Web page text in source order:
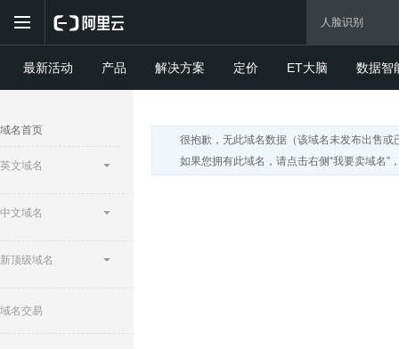
最新活动 产品 解决方案 定价 ET大脑 数据智
域名首页
英文域名
中文域名
新顶级域名
域名交易
很抱歉，无此域名数据（该域名未发布出售或
如果您拥有此域名，请点击右侧“我要卖域名”